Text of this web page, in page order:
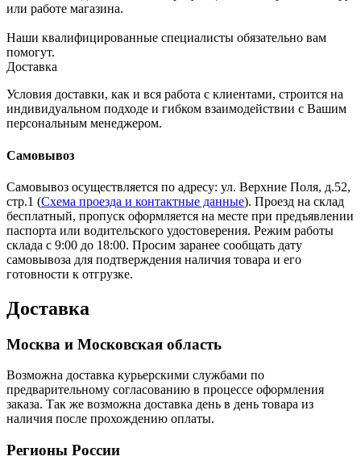
или работе магазина.
Наши квалифицированные специалисты обязательно вам
помогут.
Доставка
Условия доставки, как и вся работа с клиентами, строится на
индивидуальном подходе и гибком взаимодействии с Вашим
персональным менеджером.
Самовывоз
Самовывоз осуществляется по адресу: ул. Верхние Поля, д.52,
стр.1 (Схема проезда и контактные данные). Проезд на склад
бесплатный, пропуск оформляется на месте при предъявлении
паспорта или водительского удостоверения. Режим работы
склада с 9:00 до 18:00. Просим заранее сообщать дату
самовывоза для подтверждения наличия товара и его
готовности к отгрузке.
Доставка
Москва и Московская область
Возможна доставка курьерскими службами по
предварительному согласованию в процессе оформления
заказа. Так же возможна доставка день в день товара из
наличия после прохождению оплаты.
Регионы России